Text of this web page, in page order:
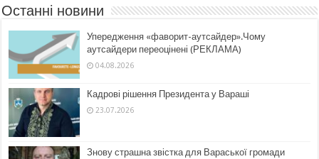
Останні новини
Упередження «фаворит-аутсайдер».Чому
аутсайдери переоцінені (РЕКЛАМА)
04.08.2026
Кадрові рішення Президента у Вараші
23.07.2026
Знову страшна звістка для Вараської громади